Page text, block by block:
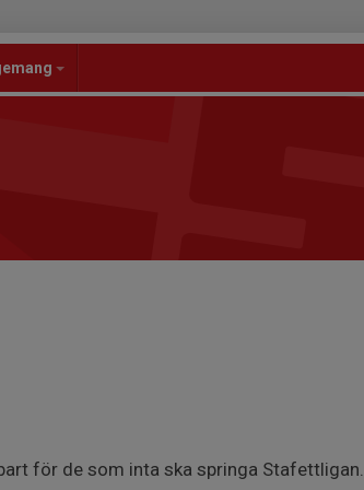
för de som inta ska springa Stafettligan.